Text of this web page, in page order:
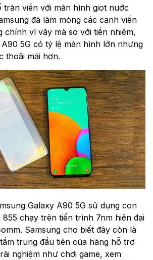
tràn viền với màn hình giọt nước
đã làm mỏng các cạnh viền
chính vì vậy mà so với tiền nhiệm,
A90 5G có tỷ lệ màn hình lớn nhưng
thoải mái hơn.
Galaxy A90 5G sử dụng con
chạy trên tiến trình 7nm hiện đại
Samsung cho biết đây còn là
trung đầu tiên của hãng hỗ trợ
nghiệm như chơi game, xem